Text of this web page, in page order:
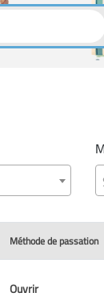
Méthode de passation
Ouvrir